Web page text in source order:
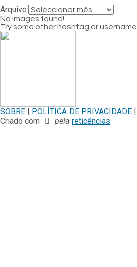
Arquivo
No images found!
Try some other hashtag or username
SOBRE | POLÍTICA DE PRIVACIDADE |
Criado com
pela reticências